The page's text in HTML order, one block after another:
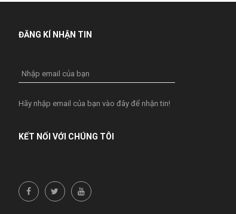
ĐĂNG KÍ NHẬN TIN
Nhập email của bạn
Hãy nhập email của bạn vào đây để nhận tin!
KẾT NỐI VỚI CHÚNG TÔI